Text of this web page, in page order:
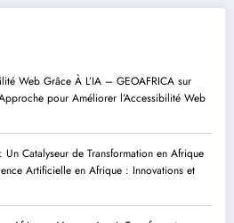
Web Grâce À L’IA – GEOAFRICA sur
pour Améliorer l’Accessibilité Web
Catalyseur de Transformation en Afrique
Artificielle en Afrique : Innovations et